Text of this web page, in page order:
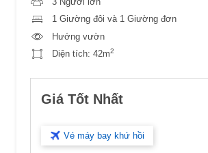
1 Giường đôi và 1 Giường đơn
Hướng vườn
Diện tích: 42m2
Giá Tốt Nhất
Vé máy bay khứ hồi